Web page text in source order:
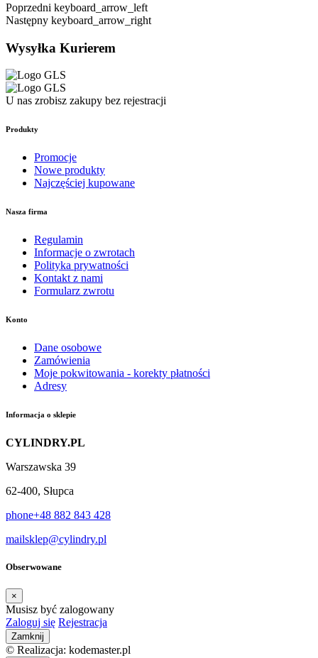
Poprzedni keyboard_arrow_left
Następny keyboard_arrow_right
Wysyłka Kurierem
U nas zrobisz zakupy bez rejestracji
Produkty
Promocje
Nowe produkty
Najczęściej kupowane
Nasza firma
Regulamin
Informacje o zwrotach
Polityka prywatności
Kontakt z nami
Formularz zwrotu
Konto
Dane osobowe
Zamówienia
Moje pokwitowania - korekty płatności
Adresy
Informacja o sklepie
CYLINDRY.PL
Warszawska 39
62-400, Słupca
phone+48 882 843 428
mailsklep@cylindry.pl
Obserwowane
×
Musisz być zalogowany
Zaloguj się Rejestracja
Zamknij
© Realizacja: kodemaster.pl